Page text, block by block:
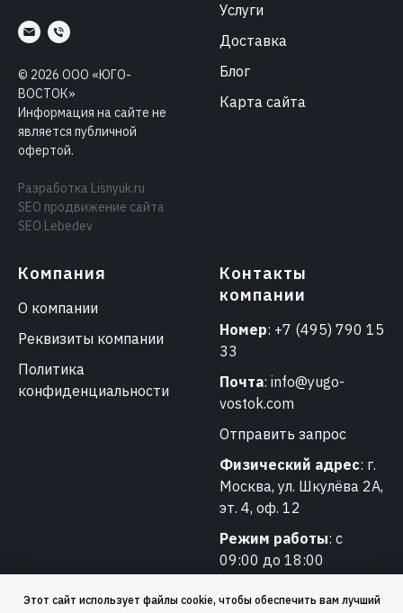
Этот сайт использует файлы cookie, чтобы обеспечить вам лучший
© 2026 ООО «ЮГО-
ВОСТОК»
Информация на сайте не
является публичной
офертой.
Разработка Lisnyuk.ru
SEO продвижение сайта
SEO Lebedev
Услуги
Доставка
Блог
Карта сайта
Компания
О компании
Реквизиты компании
Политика
конфиденциальности
Контакты
компании
Номер: +7 (495) 790 15
33
Почта: info@yugo-
vostok.com
Отправить запрос
Физический адрес: г.
Москва, ул. Шкулёва 2А,
эт. 4, оф. 12
Режим работы: с
09:00 до 18:00